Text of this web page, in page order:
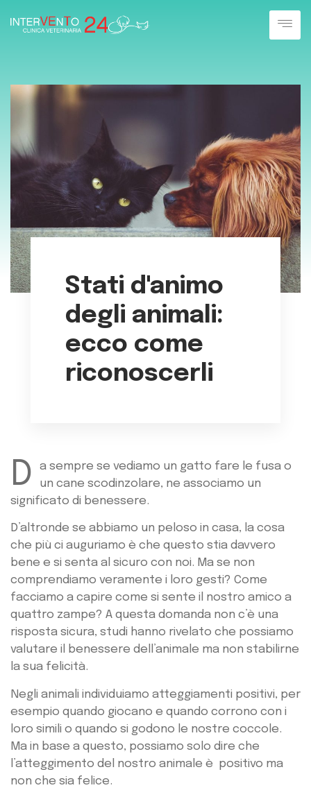
Stati d'animo
degli animali:
ecco come
riconoscerli
D
a sempre se vediamo un gatto fare le fusa o
un cane scodinzolare, ne associamo un
significato di benessere.
D’altronde se abbiamo un peloso in casa, la cosa
che più ci auguriamo è che questo stia davvero
bene e si senta al sicuro con noi. Ma se non
comprendiamo veramente i loro gesti? Come
facciamo a capire come si sente il nostro amico a
quattro zampe? A questa domanda non c’è una
risposta sicura, studi hanno rivelato che possiamo
valutare il benessere dell’animale ma non stabilirne
la sua felicità.
Negli animali individuiamo atteggiamenti positivi, per
esempio quando giocano e quando corrono con i
loro simili o quando si godono le nostre coccole.
Ma in base a questo, possiamo solo dire che
l’atteggimento del nostro animale è positivo ma
non che sia felice.